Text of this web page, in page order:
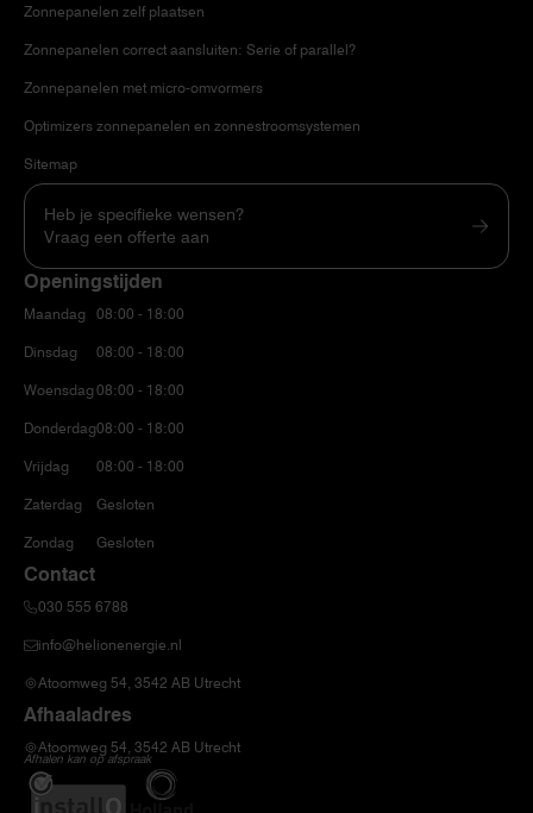
Zonnepanelen zelf plaatsen
Zonnepanelen correct aansluiten: Serie of parallel?
Zonnepanelen met micro-omvormers
Optimizers zonnepanelen en zonnestroomsystemen
Sitemap
Heb je specifieke wensen?
Vraag een offerte aan
Openingstijden
Maandag
Dinsdag
Woensdag
Donderdag
Vrijdag
Zaterdag
Zondag
08:00 - 18:00
08:00 - 18:00
08:00 - 18:00
08:00 - 18:00
08:00 - 18:00
Gesloten
Gesloten
Contact
030 555 6788
info@helionenergie.nl
Atoomweg 54, 3542 AB Utrecht
Afhaaladres
Atoomweg 54, 3542 AB Utrecht
Afhalen kan op afspraak